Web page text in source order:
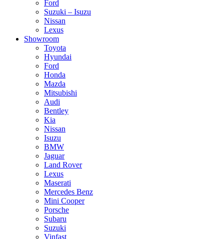
Ford
Suzuki – Isuzu
Nissan
Lexus
Showroom
Toyota
Hyundai
Ford
Honda
Mazda
Mitsubishi
Audi
Bentley
Kia
Nissan
Isuzu
BMW
Jaguar
Land Rover
Lexus
Maserati
Mercedes Benz
Mini Cooper
Porsche
Subaru
Suzuki
Vinfast